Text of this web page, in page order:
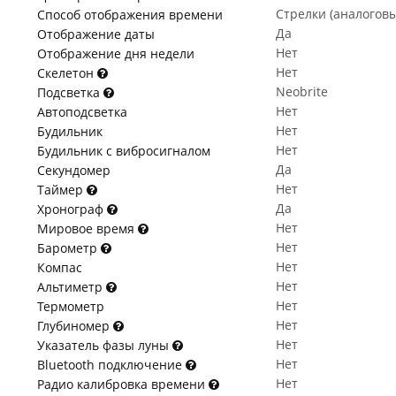
Способ отображения времени
Стрелки
Отображение даты
Да
Отображение дня недели
Нет
Скелетон
Нет
Подсветка
Neobrite
Автоподсветка
Нет
Будильник
Нет
Будильник с вибросигналом
Нет
Секундомер
Да
Таймер
Нет
Хронограф
Да
Мировое время
Нет
Барометр
Нет
Компас
Нет
Альтиметр
Нет
Термометр
Нет
Глубиномер
Нет
Указатель фазы луны
Нет
Bluetooth подключение
Нет
Радио калибровка времени
Нет